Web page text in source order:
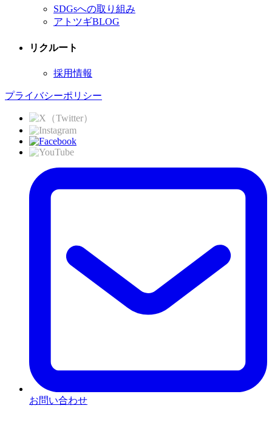
SDGsへの取り組み
アトツギBLOG
リクルート
採用情報
プライバシーポリシー
お問い合わせ